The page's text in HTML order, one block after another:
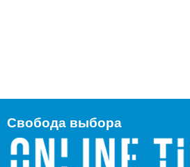
Свобода выбора